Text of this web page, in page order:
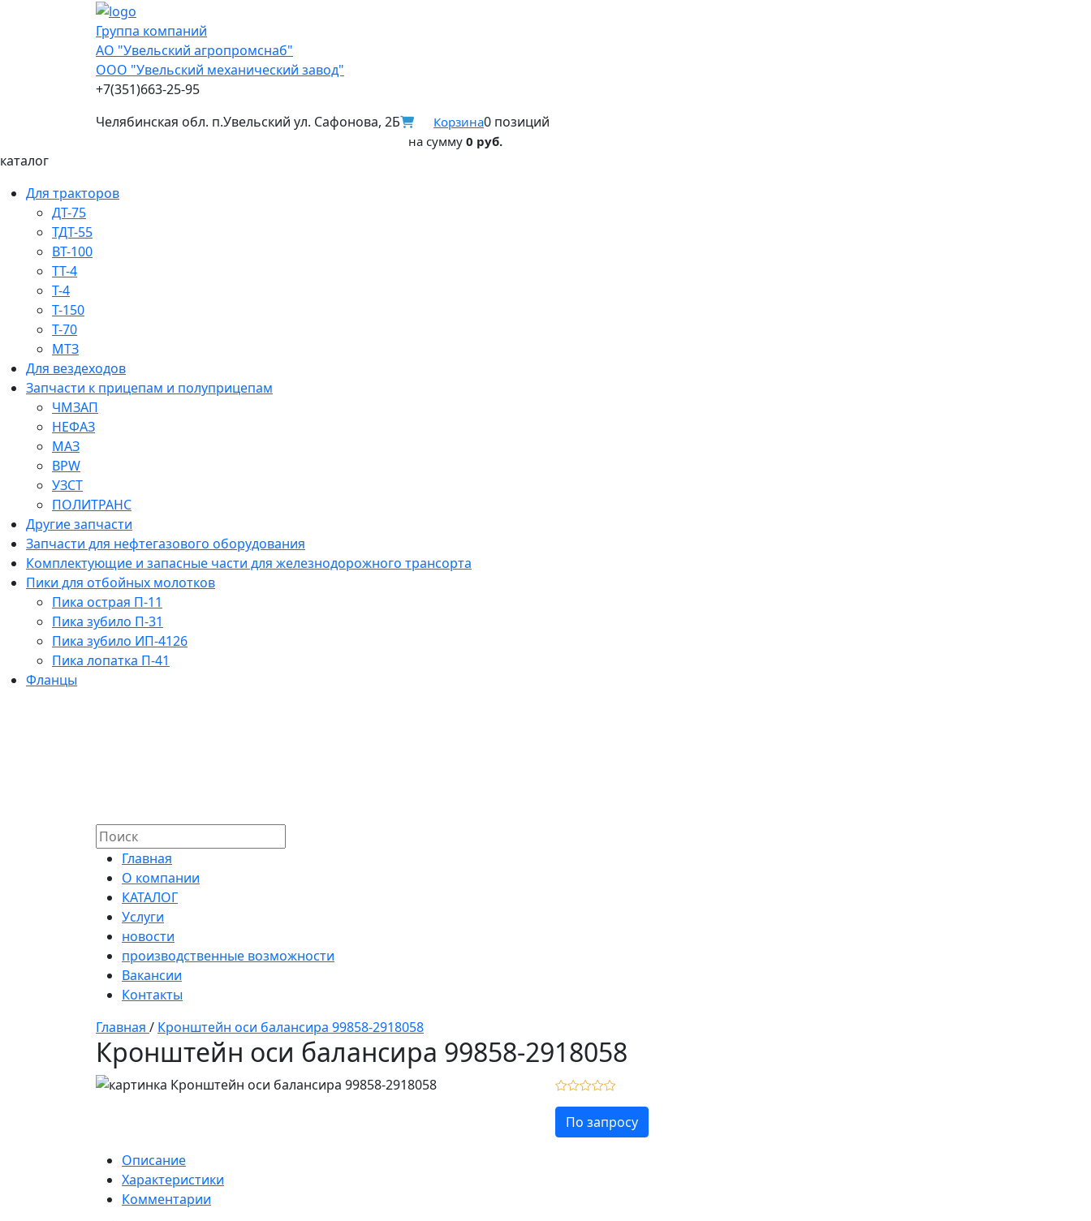
Группа компаний
АО "Увельский агропромснаб"
ООО "Увельский механический завод"
+7(351)663-25-95
Челябинская обл. п.Увельский ул. Сафонова, 2Б
Корзина0 позиций
на сумму 0 руб.
каталог
Для тракторов
ДТ-75
ТДТ-55
ВТ-100
ТТ-4
Т-4
Т-150
Т-70
МТЗ
Для вездеходов
Запчасти к прицепам и полуприцепам
ЧМЗАП
НЕФАЗ
МАЗ
BPW
УЗСТ
ПОЛИТРАНС
Другие запчасти
Запчасти для нефтегазового оборудования
Комплектующие и запасные части для железнодорожного трансорта
Пики для отбойных молотков
Пика острая П-11
Пика зубило П-31
Пика зубило ИП-4126
Пика лопатка П-41
Фланцы
Главная
О компании
КАТАЛОГ
Услуги
новости
производственные возможности
Вакансии
Контакты
Главная / Кронштейн оси балансира 99858-2918058
Кронштейн оси балансира 99858-2918058
По запросу
Описание
Характеристики
Комментарии